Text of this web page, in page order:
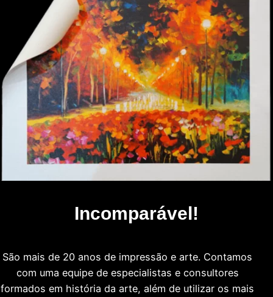
Incomparável!
São mais de 20 anos de impressão e arte. Contamos
com uma equipe de especialistas e consultores
formados em história da arte, além de utilizar os mais